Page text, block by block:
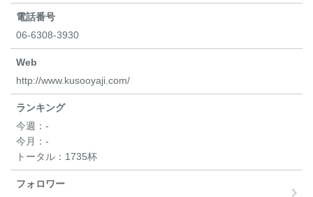
電話番号
06-6308-3930
Web
http://www.kusooyaji.com/
ランキング
今週： -
今月： -
トータル： 1735杯
フォロワー